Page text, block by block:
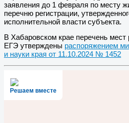
заявления до 1 февраля по месту
перечню регистрации,
исполнительной власти субъекта.
В Хабаровском крае перечень мест
ЕГЭ утверждены распоряжением
и науки края от 11.10.2024 № 1452
Решаем вместе